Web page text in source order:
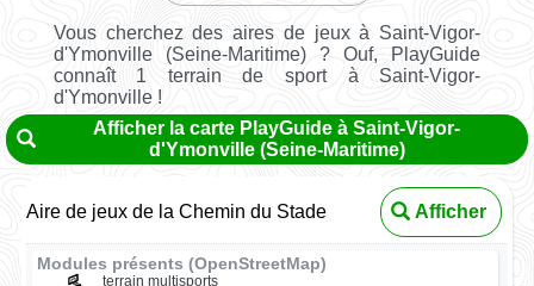
Vous cherchez des aires de jeux à Saint-Vigor-
d'Ymonville (Seine-Maritime) ? Ouf, PlayGuide
connaît 1 terrain de sport à Saint-Vigor-
d'Ymonville !
Afficher la carte PlayGuide à Saint-Vigor-
d'Ymonville (Seine-Maritime)
Aire de jeux de la Chemin du Stade Afficher
Modules présents (OpenStreetMap)
terrain multisports